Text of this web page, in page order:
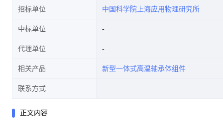
招标单位 中国科学院上海应用物理研究所
中标单位
代理单位
相关产品 新型一体式高温轴承体组件
联系方式
正文内容